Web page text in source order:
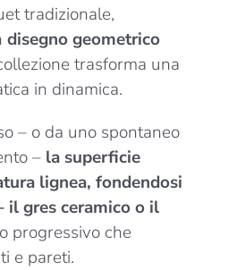
tradizionale,
disegno geometrico
trasforma una
in dinamica.
– o da uno spontaneo
– la superficie
lignea, fondendosi
il gres ceramico o il
progressivo che
e pareti.